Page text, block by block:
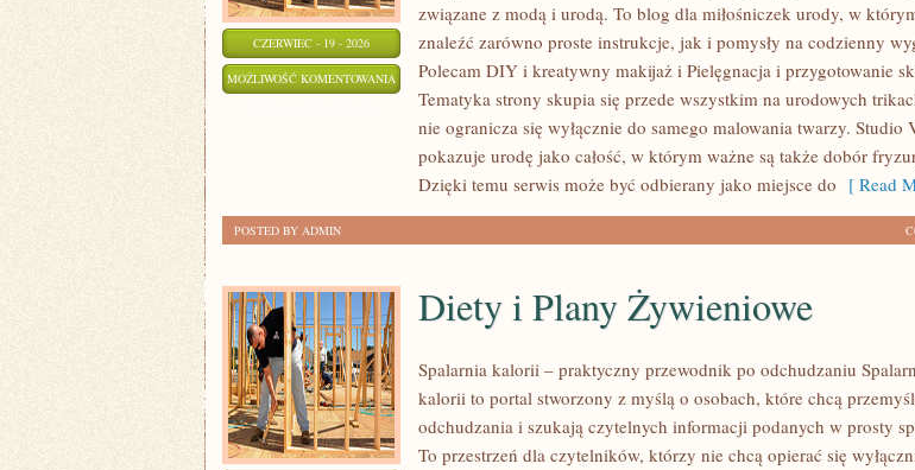
CZERWIEC - 19 - 2026
MOŻLIWOŚĆ KOMENTOWANIA PROFESJONALNE
TRIKI
WIZAŻYSTÓW
związane z modą i urodą. To blog dla miłośniczek urody, w
znaleźć zarówno proste instrukcje, jak i pomysły na codzienny
Polecam DIY i kreatywny makijaż i Pielęgnacja i przygotowanie
Tematyka strony skupia się przede wszystkim na urodowych
nie ogranicza się wyłącznie do samego malowania twarzy. Studio
pokazuje urodę jako całość, w którym ważne są także dobór
Dzięki temu serwis może być odbierany jako miejsce do [ Read
POSTED BY ADMIN
Diety i Plany Żywieniowe
Spalarnia kalorii – praktyczny przewodnik po odchudzaniu
kalorii to portal stworzony z myślą o osobach, które chcą
odchudzania i szukają czytelnych informacji podanych w prosty
To przestrzeń dla czytelników, którzy nie chcą opierać się